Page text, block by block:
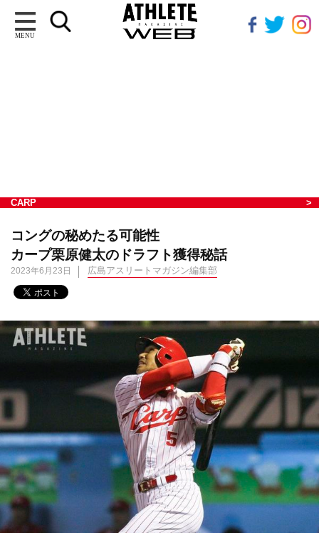
MENU
CARP
コングの秘めたる可能性
カープ栗原健太のドラフト獲得秘話
2023年6月23日 広島アスリートマガジン編集部